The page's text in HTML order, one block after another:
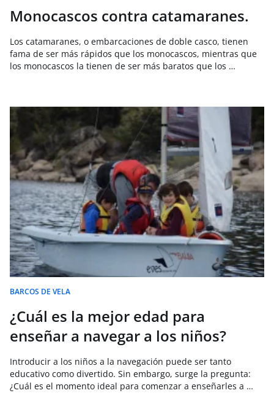
Monocascos contra catamaranes.
Los catamaranes, o embarcaciones de doble casco, tienen
fama de ser más rápidos que los monocascos, mientras que
los monocascos la tienen de ser más baratos que los …
BARCOS DE VELA
¿Cuál es la mejor edad para
enseñar a navegar a los niños?
Introducir a los niños a la navegación puede ser tanto
educativo como divertido. Sin embargo, surge la pregunta:
¿Cuál es el momento ideal para comenzar a enseñarles a …